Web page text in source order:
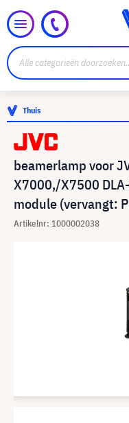
Thuis
beamerlamp voor
X7000,/X7500
module (vervangt:
Artikelnr: 1000002038